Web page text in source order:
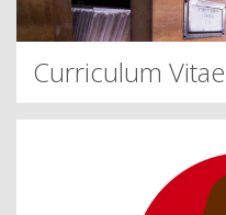
Curriculum Vitae